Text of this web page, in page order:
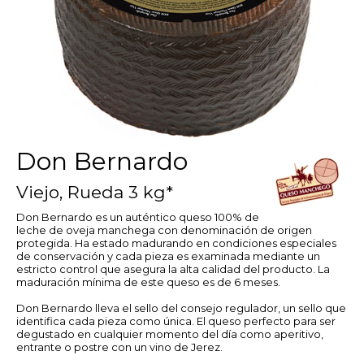
Don Bernardo
Viejo, Rueda 3 kg*
Don Bernardo es un auténtico queso 100% de
leche de oveja manchega con denominación de origen
protegida. Ha estado madurando en condiciones especiales
de conservación y cada pieza es examinada mediante un
estricto control que asegura la alta calidad del producto. La
maduración mínima de este queso es de 6 meses.
Don Bernardo lleva el sello del consejo regulador, un sello que
identifica cada pieza como única. El queso perfecto para ser
degustado en cualquier momento del día como aperitivo,
entrante o postre con un vino de Jerez.